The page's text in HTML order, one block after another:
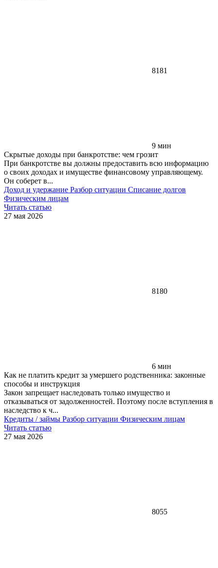
8181
9 мин
Скрытые доходы при банкротстве: чем грозит
При банкротстве вы должны предоставить всю информацию
о своих доходах и имуществе финансовому управляющему.
Он соберет в...
Доход и удержание Разбор ситуации Списание долгов
Физическим лицам
Читать статью
27 мая 2026
8180
6 мин
Как не платить кредит за умершего родственника: законные
способы и инструкция
Закон запрещает наследовать только имущество и
отказываться от задолженностей. Поэтому после вступления в
наследство к ч...
Кредиты / займы Разбор ситуации Физическим лицам
Читать статью
27 мая 2026
8055